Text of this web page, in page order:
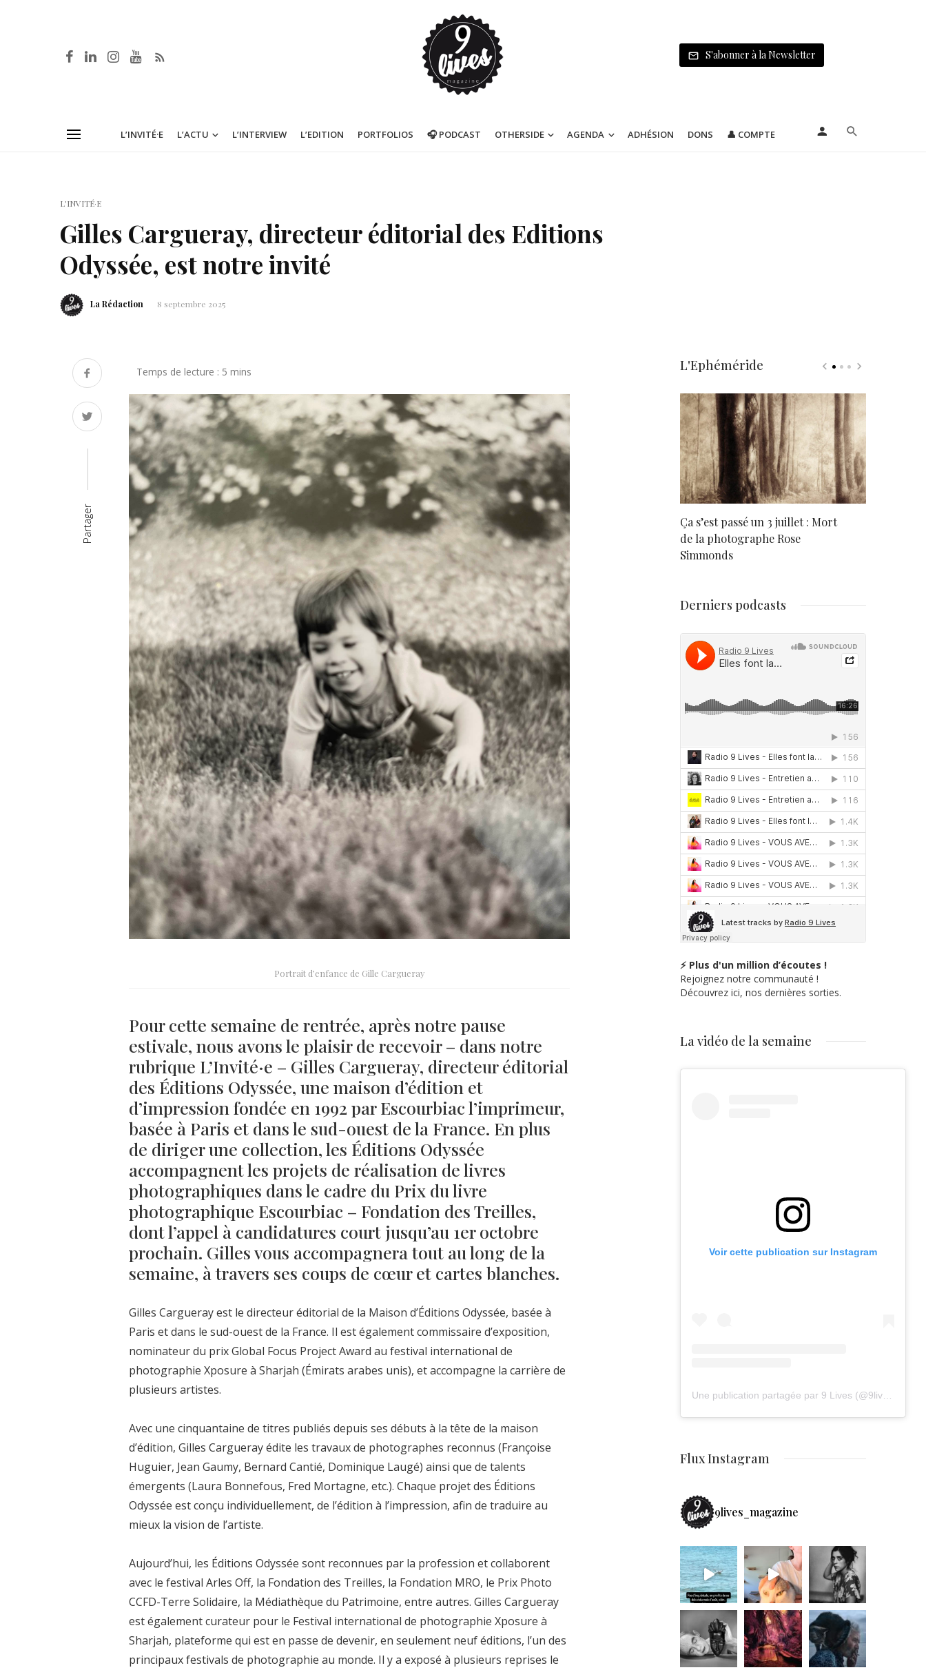
S'abonner à la Newsletter
L’INVITÉ·E L’ACTU L’INTERVIEW L’EDITION PORTFOLIOS 🎧 PODCAST OTHERSIDE AGENDA ADHÉSION DONS 👤 COMPTE
L'INVITÉ·E
Gilles Cargueray, directeur éditorial des Editions
Odyssée, est notre invité
La Rédaction 8 septembre 2025
Partager
Portrait d’enfance de Gille Cargueray
Pour cette semaine de rentrée, après notre pause
estivale, nous avons le plaisir de recevoir – dans notre
rubrique L’Invité·e – Gilles Cargueray, directeur éditorial
des Éditions Odyssée, une maison d’édition et
d’impression fondée en 1992 par Escourbiac l’imprimeur,
basée à Paris et dans le sud-ouest de la France. En plus
de diriger une collection, les Éditions Odyssée
accompagnent les projets de réalisation de livres
photographiques dans le cadre du Prix du livre
photographique Escourbiac – Fondation des Treilles,
dont l’appel à candidatures court jusqu’au 1er octobre
prochain. Gilles vous accompagnera tout au long de la
semaine, à travers ses coups de cœur et cartes blanches.
Gilles Cargueray est le directeur éditorial de la Maison d’Éditions Odyssée, basée à
Paris et dans le sud-ouest de la France. Il est également commissaire d’exposition,
nominateur du prix Global Focus Project Award au festival international de
photographie Xposure à Sharjah (Émirats arabes unis), et accompagne la carrière de
plusieurs artistes.
Avec une cinquantaine de titres publiés depuis ses débuts à la tête de la maison
d’édition, Gilles Cargueray édite les travaux de photographes reconnus (Françoise
Huguier, Jean Gaumy, Bernard Cantié, Dominique Laugé) ainsi que de talents
émergents (Laura Bonnefous, Fred Mortagne, etc.). Chaque projet des Éditions
Odyssée est conçu individuellement, de l’édition à l’impression, afin de traduire au
mieux la vision de l’artiste.
Aujourd’hui, les Éditions Odyssée sont reconnues par la profession et collaborent
avec le festival Arles Off, la Fondation des Treilles, la Fondation MRO, le Prix Photo
CCFD-Terre Solidaire, la Médiathèque du Patrimoine, entre autres. Gilles Cargueray
est également curateur pour le Festival international de photographie Xposure à
Sharjah, plateforme qui est en passe de devenir, en seulement neuf éditions, l’un des
principaux festivals de photographie au monde. Il y a exposé à plusieurs reprises le
L'Ephéméride
Né un 2 juillet : André Kertész
Né un 1er juillet : Léonard
Misonne
Ça s’est passé un 3 juillet : Mort
de la photographe Rose
Simmonds
Derniers podcasts
⚡ Plus d'un million d’écoutes !
Rejoignez notre communauté !
Découvrez ici, nos dernières sorties.
La vidéo de la semaine
Voir cette publication sur Instagram
Flux Instagram
9lives_magazine